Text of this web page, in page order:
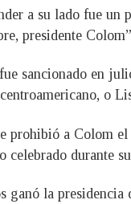
a su lado fue
presidente
sancionado en
o
prohibió a Colom
celebrado durante
ganó la